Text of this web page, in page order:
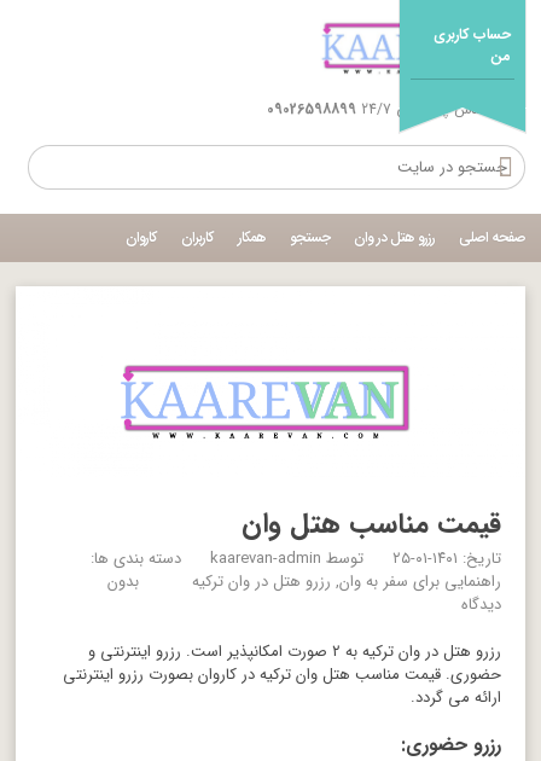
حساب کاربری
من
شماره تماس پشتیبانی 24/7 09026598899
صفحه اصلی رزرو هتل در وان جستجو همکار کاربران کاروان
قیمت مناسب هتل وان
تاریخ: ۱۴۰۱-۰۱-۲۵ توسط kaarevan-admin
دسته بندی ها:
راهنمایی برای سفر به وان رزرو هتل در وان ترکیه
بدون
دیدگاه
رزرو هتل در وان ترکیه به ۲ صورت امکانپذیر است. رزرو اینترنتی و
حضوری. قیمت مناسب هتل وان ترکیه در کاروان بصورت رزرو اینترنتی
ارائه می گردد.
رزرو حضوری: